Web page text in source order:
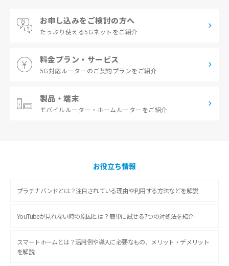
お申し込みをご検討の方へ
たっぷり使える5Gネットをご紹介
料金プラン・サービス
5G対応ルーターのご契約プランをご紹介
製品・端末
モバイルルーター・ ホームルーターをご紹介
お役立ち情報
プラチナバンドとは？注目されている理由や利用する方法などを解説
YouTubeが見れない時の原因とは？簡単に試せる7つの対処法を紹介
スマートホームとは？活用例や導入に必要なもの、メリット・デメリット
を解説